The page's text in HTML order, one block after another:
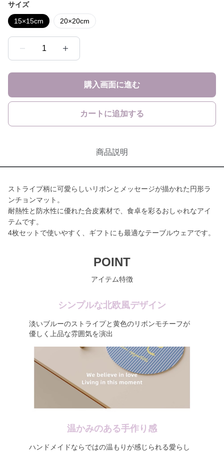
サイズ
15×15cm 20×20cm
1
購入画面に進む
カートに追加する
商品説明
ストライプ柄に可愛らしいリボンとメッセージが描かれた円形ラ
ンチョンマット。
耐熱性と防水性に優れた合皮素材で、食卓を彩るおしゃれなアイ
テムです。
4枚セットで使いやすく、ギフトにも最適なテーブルウェアです。
POINT
アイテム特徴
シンプルな北欧風デザイン
淡いブルーのストライプと黄色のリボンモチーフが
優しく上品な雰囲気を演出
温かみのある手作り感
ハンドメイドならではの温もりが感じられる愛らし